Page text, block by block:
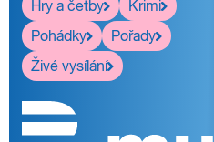
Hry a četby
Krimi
Pohádky
Pořady
Živé vysílání